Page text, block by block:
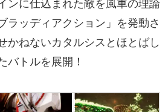
ラッディアクション」を発動さ
かねないカタルシスとほとばし
バトルを展開！